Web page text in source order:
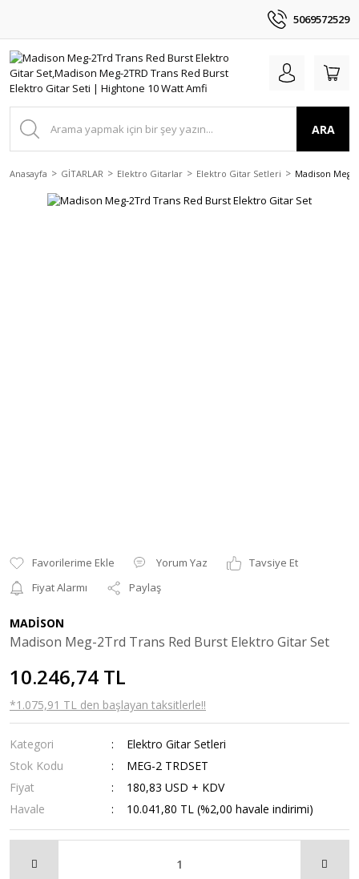
5069572529
ARA
Anasayfa GİTARLAR Elektro Gitarlar Elektro Gitar Setleri Madison Meg-
Yorum Yaz
Tavsiye Et
Fiyat Alarmı
Paylaş
MADİSON
Madison Meg-2Trd Trans Red Burst Elektro Gitar Set
10.246,74 TL
*1.075,91 TL den başlayan taksitlerle!!
Kategori
Elektro Gitar Setleri
Stok Kodu
MEG-2 TRDSET
Fiyat
180,83 USD + KDV
Havale
10.041,80 TL (%2,00 havale indirimi)